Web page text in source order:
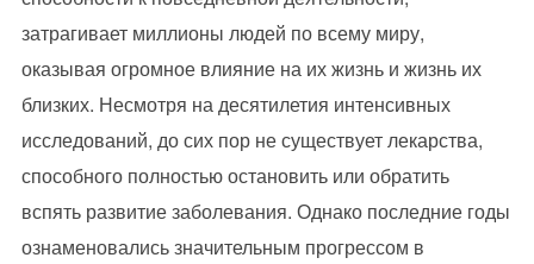
затрагивает миллионы людей по всему миру,
оказывая огромное влияние на их жизнь и жизнь их
близких. Несмотря на десятилетия интенсивных
исследований, до сих пор не существует лекарства,
способного полностью остановить или обратить
вспять развитие заболевания. Однако последние годы
ознаменовались значительным прогрессом в